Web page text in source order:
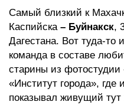
Самый близкий к
Каспийска – Буйнакск,
Дагестана. Вот туда-то
команда в составе
старины из фотостудии
«Институт города», где
показывал живущий